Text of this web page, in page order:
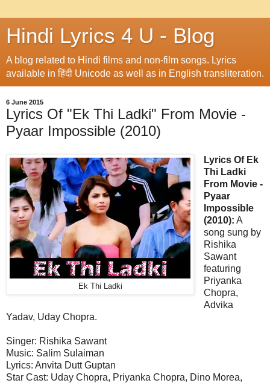
Hindi Lyrics 4 U - Blog
A blog related to Hindi films and non-film songs. Lyrics
available in हिंदी Unicode as well as in English transliteration.
6 June 2015
Lyrics Of "Ek Thi Ladki" From Movie -
Pyaar Impossible (2010)
Ek Thi Ladki
Lyrics Of Ek
Thi Ladki
From Movie -
Pyaar
Impossible
(2010): A
song sung by
Rishika
Sawant
featuring
Priyanka
Chopra,
Advika
Yadav, Uday Chopra.
Singer: Rishika Sawant
Music: Salim Sulaiman
Lyrics: Anvita Dutt Guptan
Star Cast: Uday Chopra, Priyanka Chopra, Dino Morea,